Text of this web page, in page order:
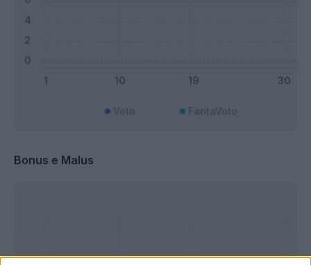
Bonus e Malus